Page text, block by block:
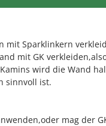
mit Sparklinkern
mit GK
wird die Wand
sinnvoll ist.
mag der